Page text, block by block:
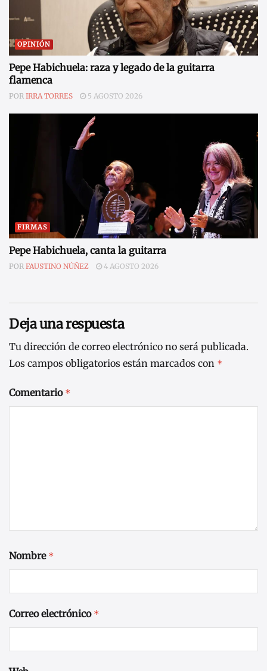
OPINIÓN
Pepe Habichuela: raza y legado de la guitarra
flamenca
POR IRRA TORRES 5 AGOSTO 2026
FIRMAS
Pepe Habichuela, canta la guitarra
POR FAUSTINO NÚÑEZ 4 AGOSTO 2026
Deja una respuesta
Tu dirección de correo electrónico no será publicada.
Los campos obligatorios están marcados con *
Comentario *
Nombre *
Correo electrónico *